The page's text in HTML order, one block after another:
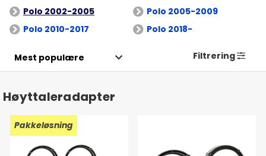
Polo 2002-2005
Polo 2005-2009
Polo 2010-2017
Polo 2018-
Filtrering
Høyttaleradapter
Pakkeløsning